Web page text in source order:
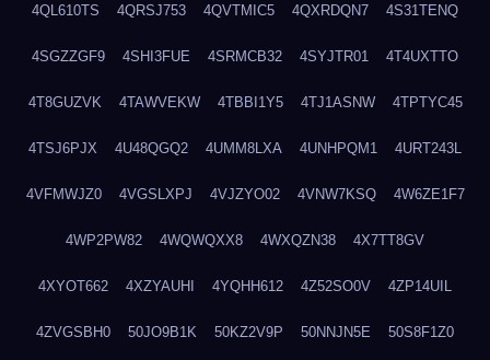
4QL610TS 4QRSJ753 4QVTMIC5 4QXRDQN7 4S31TENQ
4SGZZGF9 4SHI3FUE 4SRMCB32 4SYJTR01 4T4UXTTO
4T8GUZVK 4TAWVEKW 4TBBI1Y5 4TJ1ASNW 4TPTYC45
4TSJ6PJX 4U48QGQ2 4UMM8LXA 4UNHPQM1 4URT243L
4VFMWJZ0 4VGSLXPJ 4VJZYO02 4VNW7KSQ 4W6ZE1F7
4WP2PW82 4WQWQXX8 4WXQZN38 4X7TT8GV
4XYOT662 4XZYAUHI 4YQHH612 4Z52SO0V 4ZP14UIL
4ZVGSBH0 50JO9B1K 50KZ2V9P 50NNJN5E 50S8F1Z0